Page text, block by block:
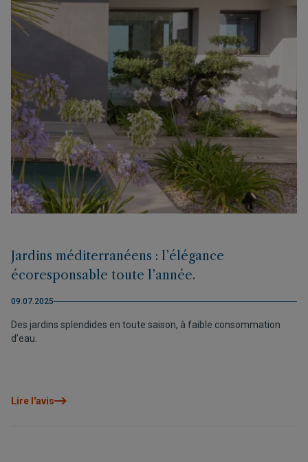
Jardins méditerranéens : l’élégance
écoresponsable toute l’année.
09.07.2025
Des jardins splendides en toute saison, à faible consommation
d’eau.
Lire l'avis